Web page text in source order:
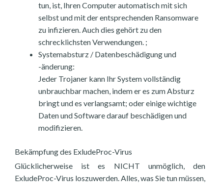
tun, ist, Ihren Computer automatisch mit sich
selbst und mit der entsprechenden Ransomware
zu infizieren. Auch dies gehört zu den
schrecklichsten Verwendungen. ;
Systemabsturz / Datenbeschädigung und
-änderung:
Jeder Trojaner kann Ihr System vollständig
unbrauchbar machen, indem er es zum Absturz
bringt und es verlangsamt; oder einige wichtige
Daten und Software darauf beschädigen und
modifizieren.
Bekämpfung des ExludeProc-Virus
Glücklicherweise ist es NICHT unmöglich, den
ExludeProc-Virus loszuwerden. Alles, was Sie tun müssen,